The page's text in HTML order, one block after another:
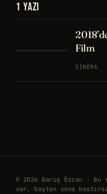
1 YAZI
Film
SINEMA
© 2026 Barış Özcan · Bu
var, baştan sona